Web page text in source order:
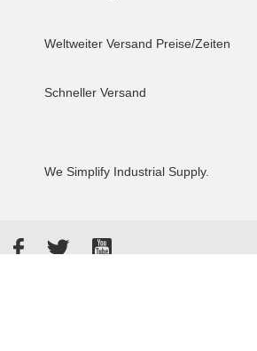
Weltweiter Versand Preise/Zeiten
Schneller Versand
We Simplify Industrial Supply.
FacebookTwitterYouTube